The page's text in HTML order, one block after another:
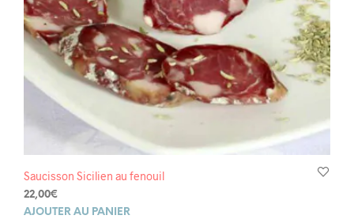
Saucisson Sicilien au fenouil
22,00€
AJOUTER AU PANIER